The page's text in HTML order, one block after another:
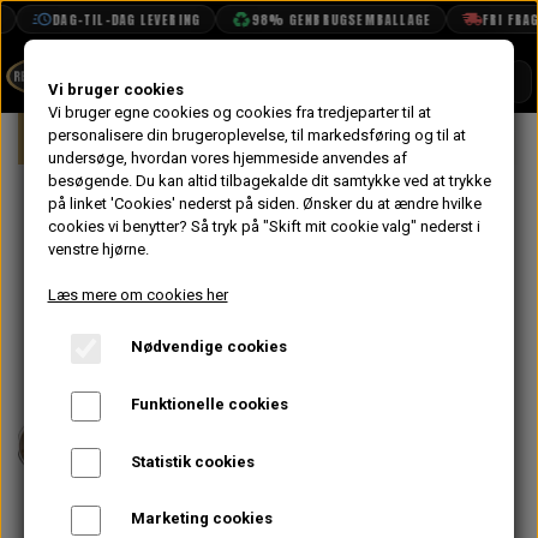
DAG-TIL-DAG LEVERING 98% GENBRUGSEMBALLAGE FRI
BOOK TID
PROJEKTER
TEKNISK DATA
VANDPOLERING
Forside Mini Styling Fælge & Dæk
Minilight Alu
Guld Center
6x10" og
Yokohama
A008
6.008,00 kr.
Vi bruger cookies
Vi bruger egne cookies og cookies fra tredjeparter til at
personalisere din brugeroplevelse, til markedsføring og til at
undersøge, hvordan vores hjemmeside anvendes af
besøgende. Du kan altid tilbagekalde dit samtykke ved at trykke
på linket 'Cookies' nederst på siden. Ønsker du at ændre hvilke
cookies vi benytter? Så tryk på "Skift mit cookie valg" nederst i
venstre hjørne.
Læs mere om cookies her
Nødvendige cookies
Funktionelle cookies
Statistik cookies
Marketing cookies